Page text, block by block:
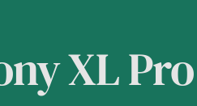
&
Vår metod
dina
XL Pro